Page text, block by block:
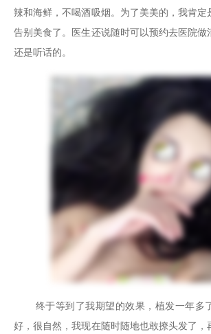
辣和海鲜，不喝酒吸烟。为了美美的，我肯定
告别美食了。医生还说随时可以预约去医院做
还是听话的。
终于等到了我期望的效果，植发一年多
好，很自然，我现在随时随地也敢撩头发了，